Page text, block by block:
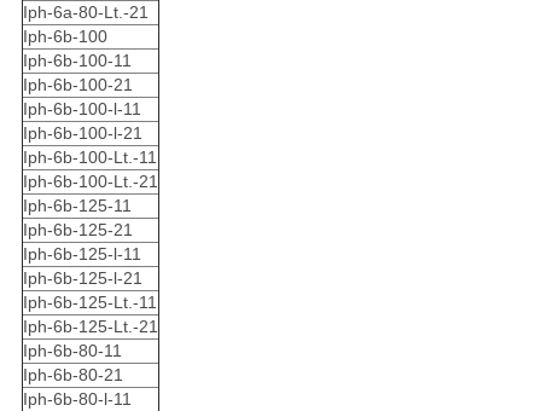
Iph-6a-80-Lt.-21
Iph-6b-100
Iph-6b-100-11
Iph-6b-100-21
Iph-6b-100-l-11
Iph-6b-100-l-21
Iph-6b-100-Lt.-11
Iph-6b-100-Lt.-21
Iph-6b-125-11
Iph-6b-125-21
Iph-6b-125-l-11
Iph-6b-125-l-21
Iph-6b-125-Lt.-11
Iph-6b-125-Lt.-21
Iph-6b-80-11
Iph-6b-80-21
Iph-6b-80-l-11